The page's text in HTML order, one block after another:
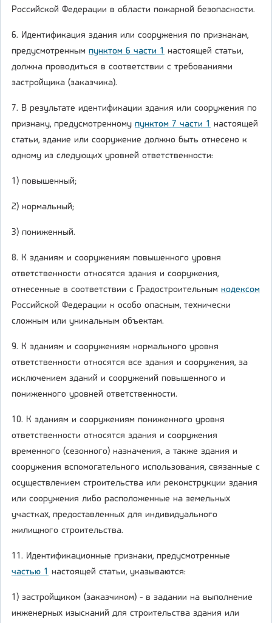
Российской Федерации в области пожарной безопасности.
6. Идентификация здания или сооружения по признакам,
предусмотренным пунктом 6 части 1 настоящей статьи,
должна проводиться в соответствии с требованиями
застройщика (заказчика).
7. В результате идентификации здания или сооружения по
признаку, предусмотренному пунктом 7 части 1 настоящей
статьи, здание или сооружение должно быть отнесено к
одному из следующих уровней ответственности:
1) повышенный;
2) нормальный;
3) пониженный.
8. К зданиям и сооружениям повышенного уровня
ответственности относятся здания и сооружения,
отнесенные в соответствии с Градостроительным кодексом
Российской Федерации к особо опасным, технически
сложным или уникальным объектам.
9. К зданиям и сооружениям нормального уровня
ответственности относятся все здания и сооружения, за
исключением зданий и сооружений повышенного и
пониженного уровней ответственности.
10. К зданиям и сооружениям пониженного уровня
ответственности относятся здания и сооружения
временного (сезонного) назначения, а также здания и
сооружения вспомогательного использования, связанные с
осуществлением строительства или реконструкции здания
или сооружения либо расположенные на земельных
участках, предоставленных для индивидуального
жилищного строительства.
11. Идентификационные признаки, предусмотренные
частью 1 настоящей статьи, указываются:
1) застройщиком (заказчиком) - в задании на выполнение
инженерных изысканий для строительства здания или